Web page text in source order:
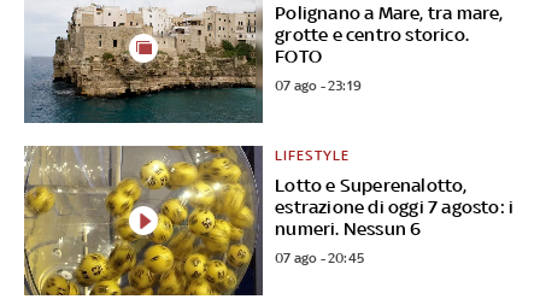
Polignano a Mare, tra mare,
grotte e centro storico.
FOTO
07 ago - 23:19
Lotto e Superenalotto,
estrazione di oggi 7 agosto: i
numeri. Nessun 6
LIFESTYLE
07 ago - 20:45